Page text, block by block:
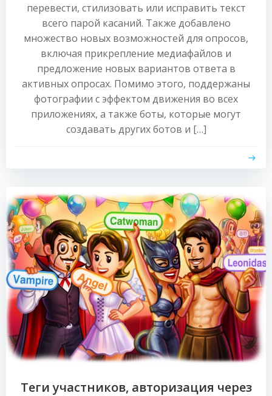
перевести, стилизовать или исправить текст
всего парой касаний. Также добавлено
множество новых возможностей для опросов,
включая прикрепление медиафайлов и
предложение новых вариантов ответа в
активных опросах. Помимо этого, поддержаны
фотографии с эффектом движения во всех
приложениях, а также боты, которые могут
создавать других ботов и […]
Теги участников, авторизация через